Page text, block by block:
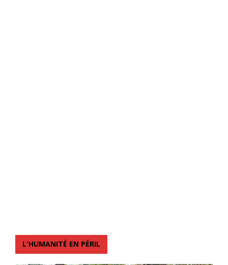
L'HUMANITÉ EN PÉRIL